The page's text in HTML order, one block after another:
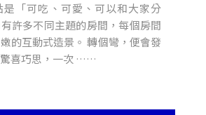
是「可吃、可愛、可以和大家分
許多不同主題的房間，每個房間
的互動式造景。 轉個彎，便會發
喜巧思，一次 ……